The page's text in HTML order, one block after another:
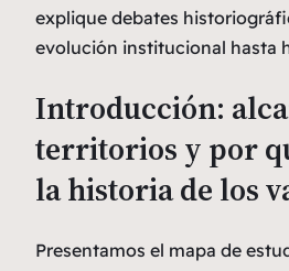
explique debates
evolución institucional hasta
Introducción:
territorios y por
la historia de los
Presentamos el mapa de